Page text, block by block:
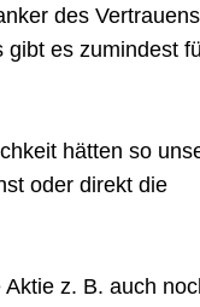
des
es zumindest
hätten so
oder direkt die
z. B. auch